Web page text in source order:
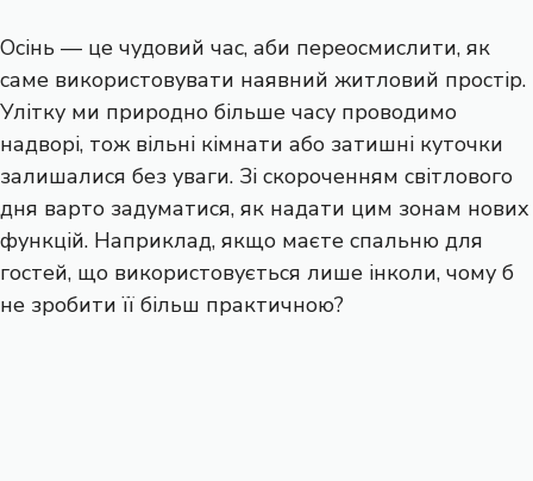
Осінь — це чудовий час, аби переосмислити, як
саме використовувати наявний житловий простір.
Улітку ми природно більше часу проводимо
надворі, тож вільні кімнати або затишні куточки
залишалися без уваги. Зі скороченням світлового
дня варто задуматися, як надати цим зонам нових
функцій. Наприклад, якщо маєте спальню для
гостей, що використовується лише інколи, чому б
не зробити її більш практичною?